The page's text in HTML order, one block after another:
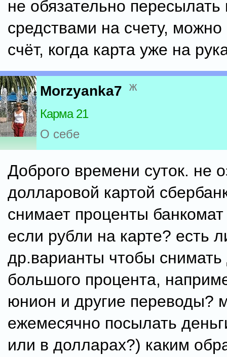
не обязательно пересылать
средствами на счету, можно
счёт, когда карта уже на
Morzyanka7 ж
Карма 21
О себе
Доброго времени суток. не
долларовой картой
снимает проценты
если рубли на карте? есть
др.варианты чтобы снимать
большого процента,
юнион и другие переводы?
ежемесячно посылать
или в долларах?) каким